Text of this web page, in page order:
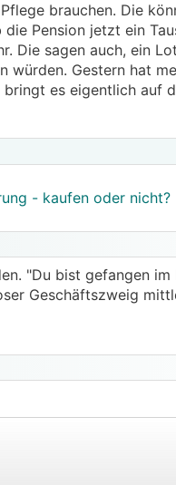
brauchen. Die
Pension jetzt ein
Die sagen auch, ein
Gestern hat
es eigentlich auf
- kaufen oder nicht?
"Du bist gefangen
Geschäftszweig